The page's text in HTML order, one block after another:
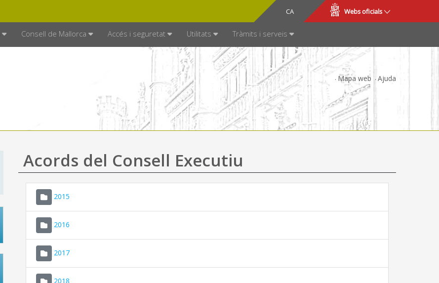
CA
ES Webs oficials
Consell de Mallorca Accés i seguretat Utilitats Tràmits i serveis
Mapa web Ajuda
Acords del Consell Executiu
2015
2016
2017
2018